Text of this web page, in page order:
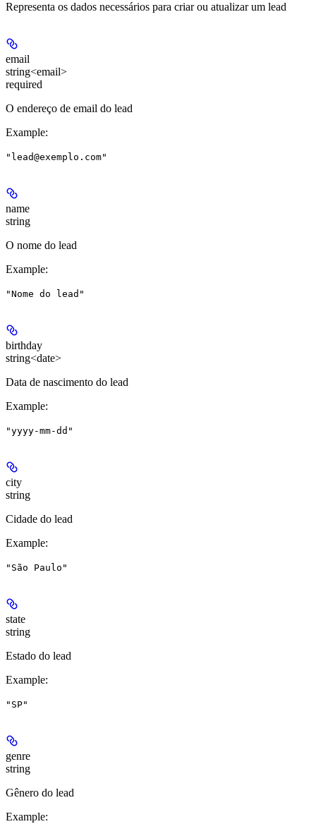
Representa os dados necessários para criar ou atualizar um lead
email
string<email>
required
O endereço de email do lead
Example:
"lead@exemplo.com"
name
string
O nome do lead
Example:
"Nome do lead"
birthday
string<date>
Data de nascimento do lead
Example:
"yyyy-mm-dd"
city
string
Cidade do lead
Example:
"São Paulo"
state
string
Estado do lead
Example:
"SP"
genre
string
Gênero do lead
Example: